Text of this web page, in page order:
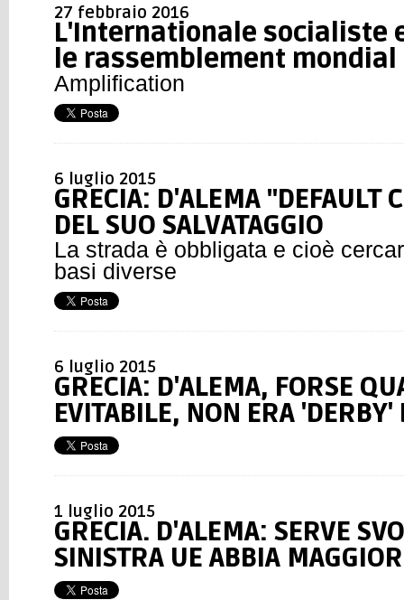
27 febbraio 2016
L'Internationale socialiste
le rassemblement mondial
Amplification
6 luglio 2015
GRECIA: D'ALEMA "DEFAULT
DEL SUO SALVATAGGIO
La strada è obbligata e cioè
basi diverse
6 luglio 2015
GRECIA: D'ALEMA, FORSE
EVITABILE, NON ERA
1 luglio 2015
GRECIA. D'ALEMA: SERVE
SINISTRA UE ABBIA